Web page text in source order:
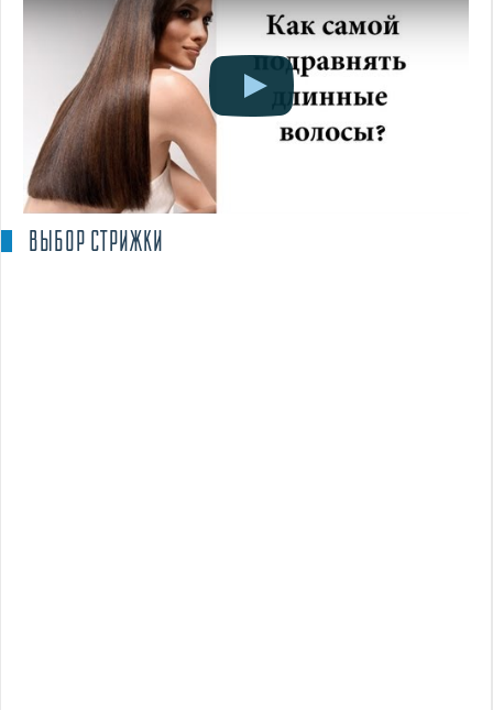
ВЫБОР СТРИЖКИ